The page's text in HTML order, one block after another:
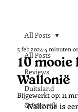
All Posts
Reviews
Duitsland
Oostenrijk
All Posts
10
Wallonië
5 feb 2024 4 minuten
Bijgewerkt op:11
Wallonië is